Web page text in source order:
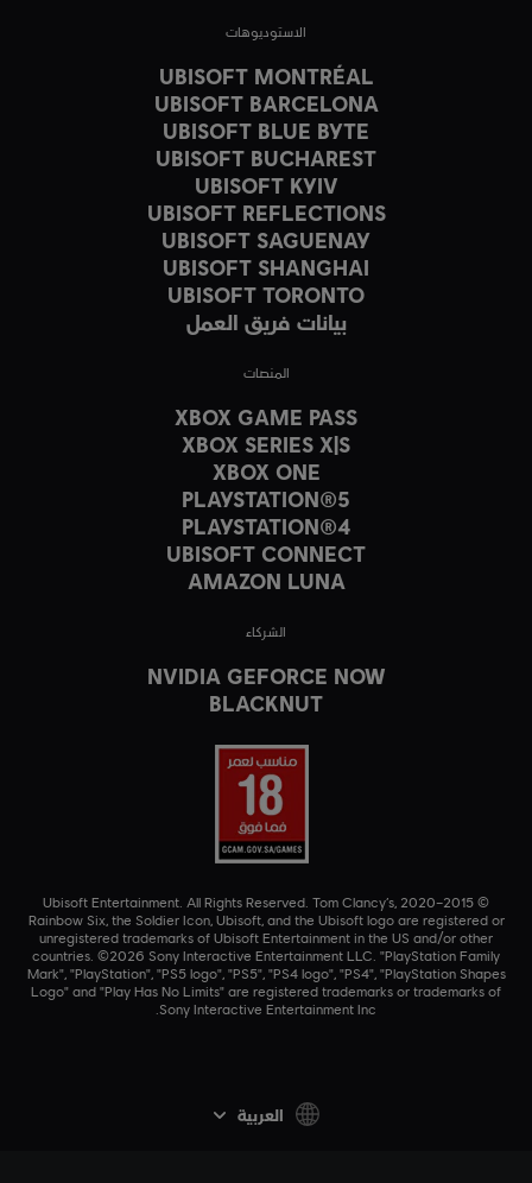
الاستوديوهات
UBISOFT MONTRÉAL
UBISOFT BARCELONA
UBISOFT BLUE BYTE
UBISOFT BUCHAREST
UBISOFT KYIV
UBISOFT REFLECTIONS
UBISOFT SAGUENAY
UBISOFT SHANGHAI
UBISOFT TORONTO
بيانات فريق العمل
المنصات
XBOX GAME PASS
XBOX SERIES X|S
XBOX ONE
PLAYSTATION®5
PLAYSTATION®4
UBISOFT CONNECT
AMAZON LUNA
الشركاء
NVIDIA GEFORCE NOW
BLACKNUT
© 2015–2020 Ubisoft Entertainment. All Rights Reserved. Tom Clancy’s,
Rainbow Six, the Soldier Icon, Ubisoft, and the Ubisoft logo are registered or
unregistered trademarks of Ubisoft Entertainment in the US and/or other
countries. ©2026 Sony Interactive Entertainment LLC. "PlayStation Family
Mark", "PlayStation", "PS5 logo", "PS5", "PS4 logo", "PS4", "PlayStation Shapes
Logo" and "Play Has No Limits" are registered trademarks or trademarks of
Sony Interactive Entertainment Inc.
العربية